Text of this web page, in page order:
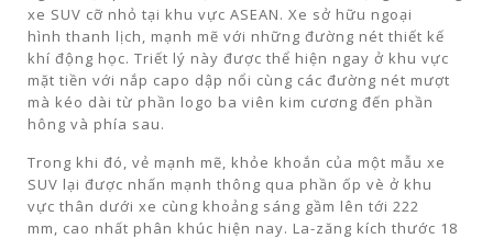
xe SUV cỡ nhỏ tại khu vực ASEAN. Xe sở hữu ngoại
hình thanh lịch, mạnh mẽ với những đường nét thiết kế
khí động học. Triết lý này được thể hiện ngay ở khu vực
mặt tiền với nắp capo dập nổi cùng các đường nét mượt
mà kéo dài từ phần logo ba viên kim cương đến phần
hông và phía sau.
Trong khi đó, vẻ mạnh mẽ, khỏe khoắn của một mẫu xe
SUV lại được nhấn mạnh thông qua phần ốp vè ở khu
vực thân dưới xe cùng khoảng sáng gầm lên tới 222
mm, cao nhất phân khúc hiện nay. La-zăng kích thước 18